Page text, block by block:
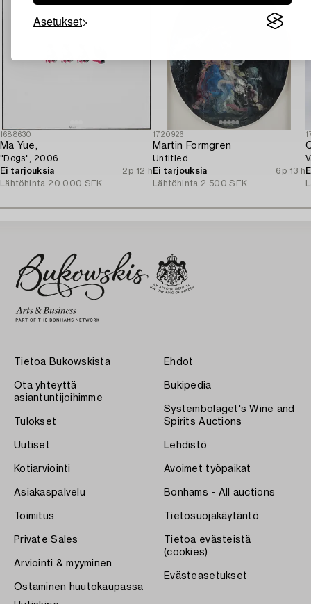
Asetukset
1688630
Ma Yue,
"Dogs", 2006.
Ei tarjouksia
2p 12 h
Lähtöhinta 20 000 SEK
1720926
Martin Formgren
Untitled.
Ei tarjouksia
6p 13 h
Lähtöhinta 2 500 SEK
Tietoa Bukowskista
Ota yhteyttä
asiantuntijoihimme
Tulokset
Uutiset
Kotiarviointi
Asiakaspalvelu
Toimitus
Private Sales
Arviointi & myyminen
Ostaminen huutokaupassa
Ehdot
Bukipedia
Systembolaget's Wine and
Spirits Auctions
Lehdistö
Avoimet työpaikat
Bonhams - All auctions
Tietosuojakäytäntö
Tietoa evästeistä
(cookies)
Evästeasetukset